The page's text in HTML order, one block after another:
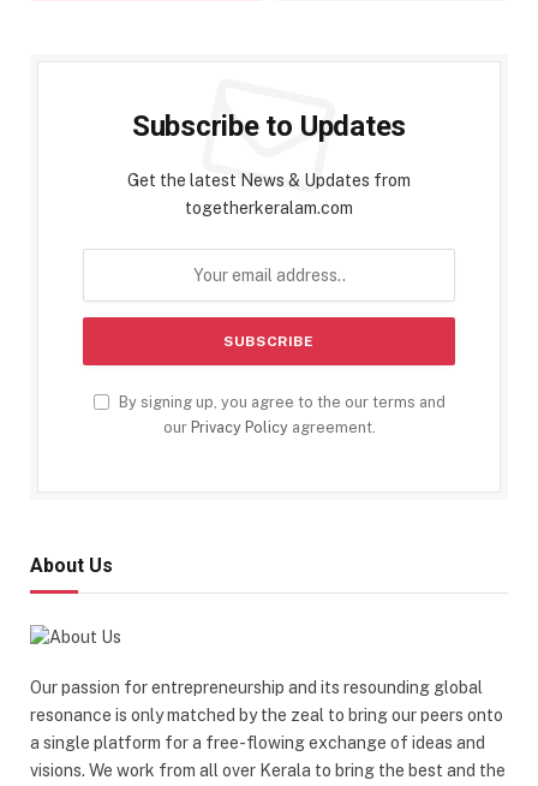
Subscribe to Updates
Get the latest News & Updates from
togetherkeralam.com
By signing up, you agree to the our terms and
our Privacy Policyagreement.
About Us
Our passion for entrepreneurship and its resounding global
resonance is only matched by the zeal to bring our peers onto
a single platform for a free-flowing exchange of ideas and
visions. We work from all over Kerala to bring the best and the